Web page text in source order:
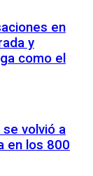
en
y
como el
volvió a
en los 800